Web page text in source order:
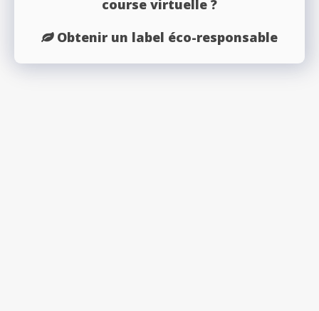
course virtuelle ?
Obtenir un label éco-responsable